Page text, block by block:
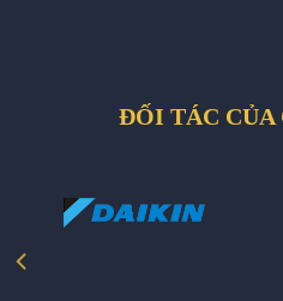
ĐỐI TÁC CỦA